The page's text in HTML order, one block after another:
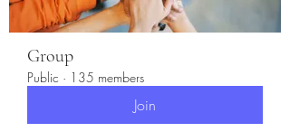
Group
Public · 135 members
Join